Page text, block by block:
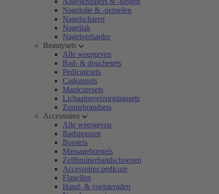
Nagelolie & -penselen
Nagelscharen
Nagellak
Nagelverharder
Beautysets
Alle weergeven
Bad- & douchesets
Pedicuresets
Cadeausets
Manicuresets
Lichaamsverzorgingssets
Zonnebrandsets
Accessoires
Alle weergeven
Badsponzen
Borstels
Massageborstels
Zelfbruinerhandschoenen
Accessoires pedicure
Flanellen
Hand- & voetsieraden